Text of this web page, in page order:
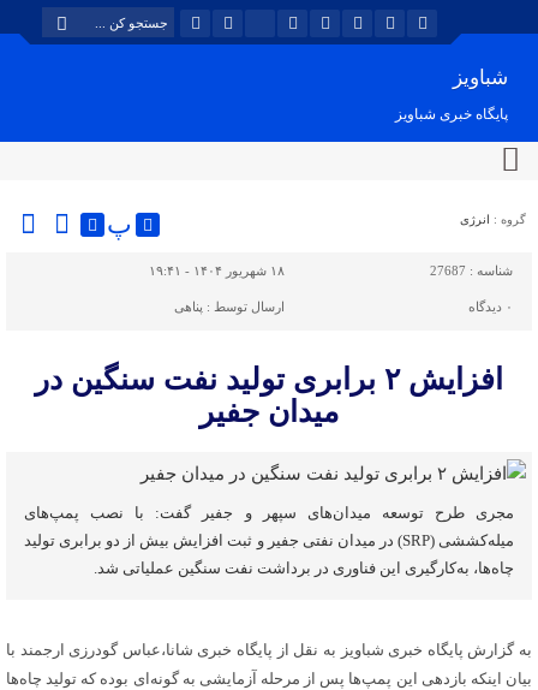
شباویز
پایگاه خبری شباویز
گروه : انرژی پ
شناسه : 27687 ۱۸ شهریور ۱۴۰۴ - ۱۹:۴۱
۰ دیدگاه ارسال توسط : پناهی
افزایش ۲ برابری تولید نفت سنگین در
میدان جفیر
مجری طرح توسعه میدان‌های سپهر و جفیر گفت: با نصب پمپ‌های
میله‌کششی (SRP) در میدان نفتی جفیر و ثبت افزایش بیش از دو برابری تولید
چاه‌ها، به‌کارگیری این فناوری در برداشت نفت سنگین عملیاتی شد.
به گزارش پایگاه خبری شباویز به نقل از پایگاه خبری شانا،عباس گودرزی ارجمند با
بیان اینکه بازدهی این پمپ‌ها پس از مرحله آزمایشی به گونه‌ای بوده که تولید چاه‌ها